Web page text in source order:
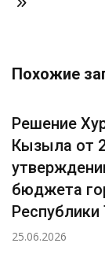
Похожие
Решение
Кызыла от
бюджета
Республики
25.06.2026